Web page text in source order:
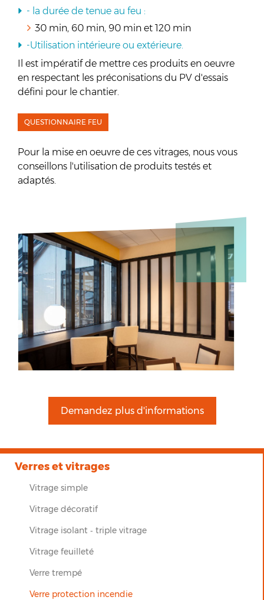
- la durée de tenue au feu :
30 min, 60 min, 90 min et 120 min
-Utilisation intérieure ou extérieure.
Il est impératif de mettre ces produits en oeuvre
en respectant les préconisations du PV d'essais
défini pour le chantier.
QUESTIONNAIRE FEU
Pour la mise en oeuvre de ces vitrages, nous vous
conseillons l'utilisation de produits testés et
adaptés.
Demandez plus d'informations
Verres et vitrages
Vitrage simple
Vitrage décoratif
Vitrage isolant ‐ triple vitrage
Vitrage feuilleté
Verre trempé
Verre protection incendie